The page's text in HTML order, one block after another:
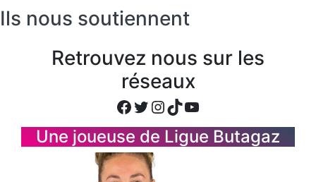
Ils nous soutiennent
Retrouvez nous sur les
réseaux
Facebook
Twitter
Instagram
TikTok
YouTube
Une joueuse de Ligue Butagaz